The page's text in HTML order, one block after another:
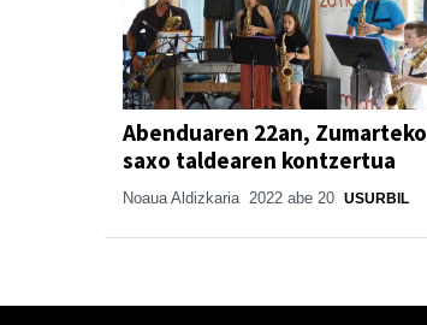
Abenduaren 22an, Zumarteko
saxo taldearen kontzertua
Noaua Aldizkaria 2022 abe 20 USURBIL